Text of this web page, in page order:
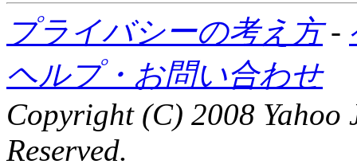
プライバシーの考え方-
ヘルプ・お問い合わせ
Copyright (C) 2008
Reserved.